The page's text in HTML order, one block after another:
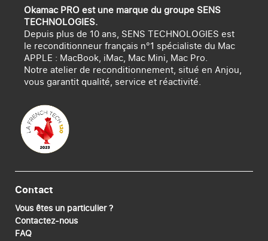
Okamac PRO est une marque du groupe SENS
TECHNOLOGIES.
Depuis plus de 10 ans, SENS TECHNOLOGIES est
le reconditionneur français n°1 spécialiste du Mac
APPLE : MacBook, iMac, Mac Mini, Mac Pro.
Notre atelier de reconditionnement, situé en Anjou,
vous garantit qualité, service et réactivité.
Contact
FAQ
Contactez-nous
Vous êtes un particulier ?